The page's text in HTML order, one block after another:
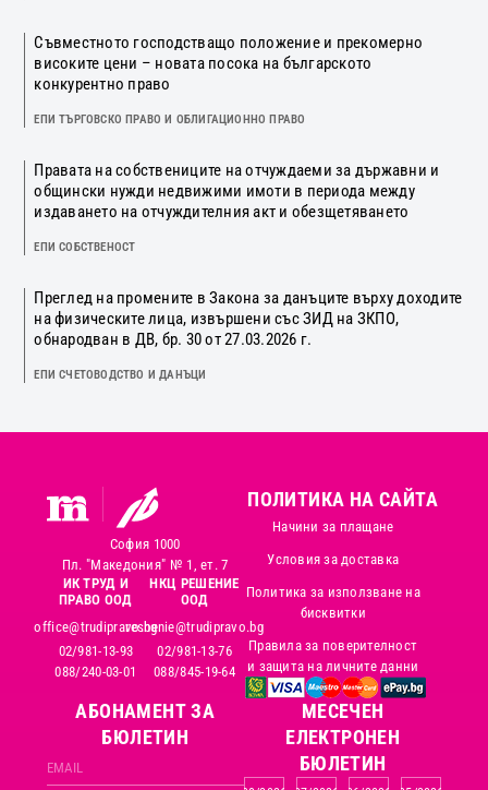
Съвместното господстващо положение и прекомерно
високите цени – новата посока на българското
конкурентно право
ЕПИ ТЪРГОВСКО ПРАВО И ОБЛИГАЦИОННО ПРАВО
Правата на собствениците на отчуждаеми за държавни и
общински нужди недвижими имоти в периода между
издаването на отчуждителния акт и обезщетяването
ЕПИ СОБСТВЕНОСТ
Преглед на промените в Закона за данъците върху доходите
на физическите лица, извършени със ЗИД на ЗКПО,
обнародван в ДВ, бр. 30 от 27.03.2026 г.
ЕПИ СЧЕТОВОДСТВО И ДАНЪЦИ
София 1000
Пл. "Македония" № 1, ет. 7
ИК ТРУД И
ПРАВО ООД
office@trudipravo.bg
02/981-13-93
088/240-03-01
НКЦ РЕШЕНИЕ
ООД
reshenie@trudipravo.bg
02/981-13-76
088/845-19-64
ПОЛИТИКА НА САЙТА
Начини за плащане
Условия за доставка
Политика за използване на
бисквитки
Правила за поверителност
и защита на личните данни
АБОНАМЕНТ ЗА
БЮЛЕТИН
MЕСЕЧЕН
ЕЛЕКТРОНЕН
БЮЛЕТИН